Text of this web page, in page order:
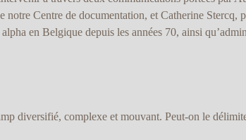
notre Centre de documentation, et Catherine Stercq,
en Belgique depuis les années 70, ainsi
diversifié, complexe et mouvant. Peut-on le